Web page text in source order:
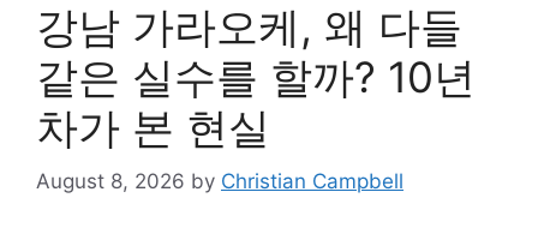
강남 가라오케, 왜 다들
같은 실수를 할까? 10년
차가 본 현실
August 8, 2026 by Christian Campbell